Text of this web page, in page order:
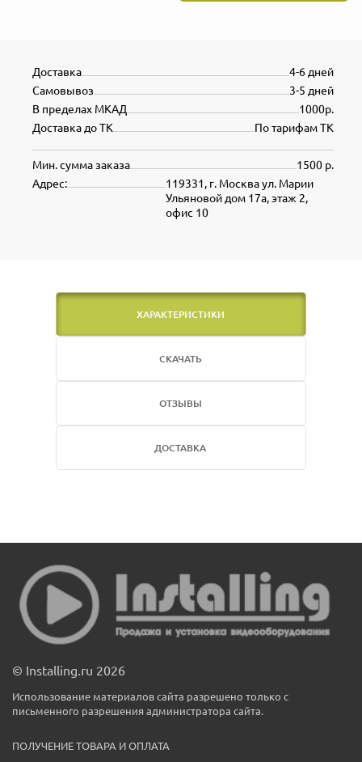
4-6 дней
Доставка
3-5 дней
Самовывоз
1000р.
В пределах МКАД
По тарифам ТК
Доставка до ТК
1500 р.
Мин. сумма заказа
119331, г. Москва ул. Марии
Ульяновой дом 17а, этаж 2,
офис 10
Адрес:
ХАРАКТЕРИСТИКИ
СКАЧАТЬ
ОТЗЫВЫ
ДОСТАВКА
© Installing.ru 2026
Использование материалов сайта разрешено только с
письменного разрешения администратора сайта.
ПОЛУЧЕНИЕ ТОВАРА И ОПЛАТА